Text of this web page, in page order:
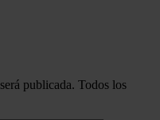
publicada. Todos los